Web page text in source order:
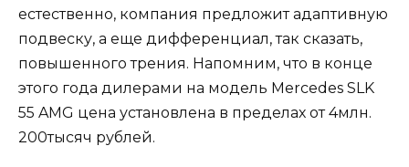
естественно, компания предложит адаптивную
подвеску, а еще дифференциал, так сказать,
повышенного трения. Напомним, что в конце
этого года дилерами на модель Mercedes SLK
55 AMG цена установлена в пределах от 4млн.
200тысяч рублей.